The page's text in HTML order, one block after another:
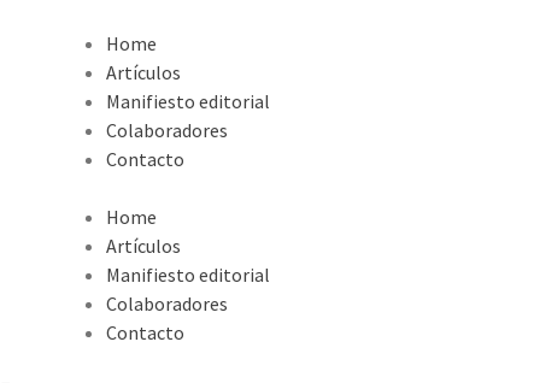
Home
Artículos
Manifiesto editorial
Colaboradores
Contacto
Home
Artículos
Manifiesto editorial
Colaboradores
Contacto